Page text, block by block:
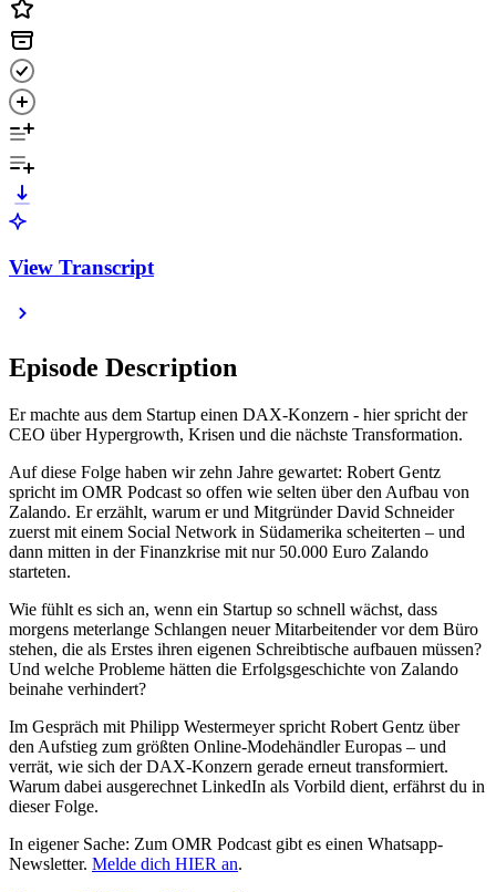
View Transcript
Episode Description
Er machte aus dem Startup einen DAX-Konzern - hier spricht der
CEO über Hypergrowth, Krisen und die nächste Transformation.
Auf diese Folge haben wir zehn Jahre gewartet: Robert Gentz
spricht im OMR Podcast so offen wie selten über den Aufbau von
Zalando. Er erzählt, warum er und Mitgründer David Schneider
zuerst mit einem Social Network in Südamerika scheiterten – und
dann mitten in der Finanzkrise mit nur 50.000 Euro Zalando
starteten.
Wie fühlt es sich an, wenn ein Startup so schnell wächst, dass
morgens meterlange Schlangen neuer Mitarbeitender vor dem Büro
stehen, die als Erstes ihren eigenen Schreibtische aufbauen müssen?
Und welche Probleme hätten die Erfolgsgeschichte von Zalando
beinahe verhindert?
Im Gespräch mit Philipp Westermeyer spricht Robert Gentz über
den Aufstieg zum größten Online-Modehändler Europas – und
verrät, wie sich der DAX-Konzern gerade erneut transformiert.
Warum dabei ausgerechnet LinkedIn als Vorbild dient, erfährst du in
dieser Folge.
In eigener Sache: Zum OMR Podcast gibt es einen Whatsapp-
Newsletter. Melde dich HIER an.